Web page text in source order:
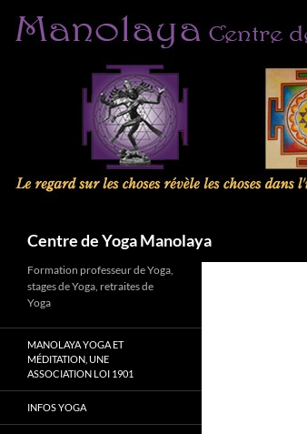
Centre de Yoga Manolaya
Formation professeur de Yoga,
stages de Yoga, retraites de
Yoga
MANOLAYA YOGA ET
MÉDITATION, UNE
ASSOCIATION LOI 1901
INFOS YOGA